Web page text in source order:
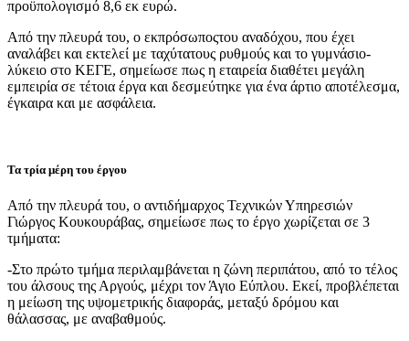
προϋπολογισμό 8,6 εκ ευρώ.
Από την πλευρά του, ο εκπρόσωποςτου αναδόχου, που έχει
αναλάβει και εκτελεί με ταχύτατους ρυθμούς και το γυμνάσιο-
λύκειο στο ΚΕΓΕ, σημείωσε πως η εταιρεία διαθέτει μεγάλη
εμπειρία σε τέτοια έργα και δεσμεύτηκε για ένα άρτιο αποτέλεσμα,
έγκαιρα και με ασφάλεια.
Τα τρία μέρη του έργου
Από την πλευρά του, ο αντιδήμαρχος Τεχνικών Υπηρεσιών
Γιώργος Κουκουράβας, σημείωσε πως το έργο χωρίζεται σε 3
τμήματα:
-Στο πρώτο τμήμα περιλαμβάνεται η ζώνη περιπάτου, από το τέλος
του άλσους της Αργούς, μέχρι τον Άγιο Εύπλου. Εκεί, προβλέπεται
η μείωση της υψομετρικής διαφοράς, μεταξύ δρόμου και
θάλασσας, με αναβαθμούς.